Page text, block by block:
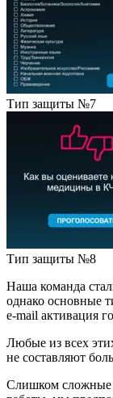
Тип защиты №7
Тип защиты №8
Наша команда
однако основные
e-mail активация
Любые из всех
не составляют
Слишком сложные